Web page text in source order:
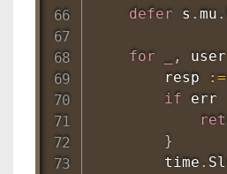
defer s . mu .
for , user
        resp
:=
if err
}
        time
.